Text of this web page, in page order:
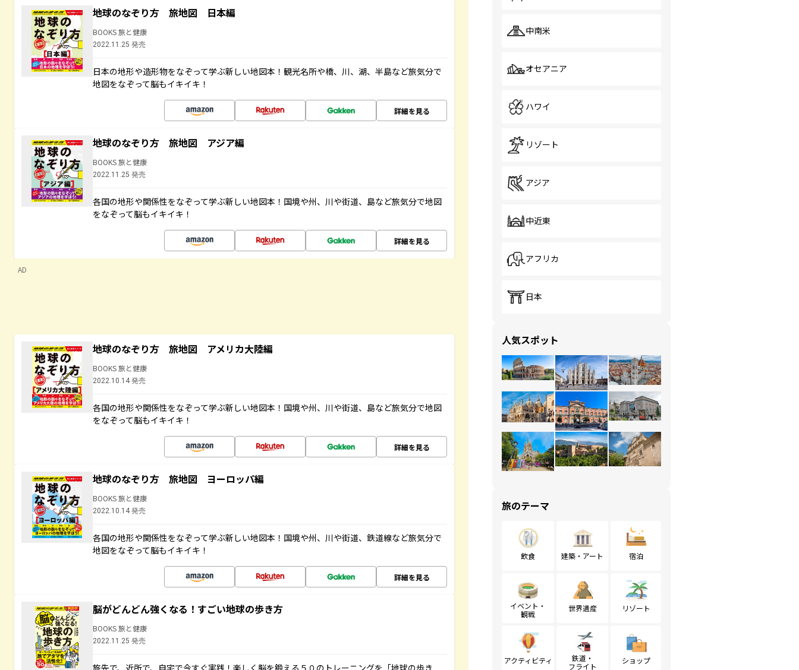
地球のなぞり方 旅地図 日本編
BOOKS 旅と健康
2022.11.25 発売
日本の地形や造形物をなぞって学ぶ新しい地図本！観光名所や橋、川、湖、半島など旅気分で
地図をなぞって脳もイキイキ！
詳細を見る
地球のなぞり方 旅地図 アジア編
BOOKS 旅と健康
2022.11.25 発売
各国の地形や関係性をなぞって学ぶ新しい地図本！国境や州、川や街道、島など旅気分で地図
をなぞって脳もイキイキ！
詳細を見る
AD
地球のなぞり方 旅地図 アメリカ大陸編
BOOKS 旅と健康
2022.10.14 発売
各国の地形や関係性をなぞって学ぶ新しい地図本！国境や州、川や街道、島など旅気分で地図
をなぞって脳もイキイキ！
詳細を見る
地球のなぞり方 旅地図 ヨーロッパ編
BOOKS 旅と健康
2022.10.14 発売
各国の地形や関係性をなぞって学ぶ新しい地図本！国境や州、川や街道、鉄道線など旅気分で
地図をなぞって脳もイキイキ！
詳細を見る
脳がどんどん強くなる！すごい地球の歩き方
BOOKS 旅と健康
2022.11.25 発売
旅先で、近所で、自宅で今すぐ実践！楽しく脳を鍛える５０のトレーニングを「地球の歩き
中南米
オセアニア
ハワイ
リゾート
アジア
中近東
アフリカ
日本
人気スポット
旅のテーマ
飲食 建築・アート 宿泊
イベント・
観戦
世界遺産 リゾート
アクティビティ
鉄道・
フライト
ショップ